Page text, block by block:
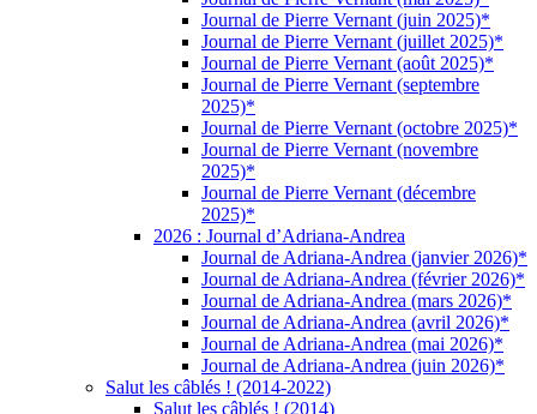
Journal de Pierre Vernant (juin 2025)*
Journal de Pierre Vernant (juillet 2025)*
Journal de Pierre Vernant (août 2025)*
Journal de Pierre Vernant (septembre
2025)*
Journal de Pierre Vernant (octobre 2025)*
Journal de Pierre Vernant (novembre
2025)*
Journal de Pierre Vernant (décembre
2025)*
2026 : Journal d’Adriana-Andrea
Journal de Adriana-Andrea (janvier 2026)*
Journal de Adriana-Andrea (février 2026)*
Journal de Adriana-Andrea (mars 2026)*
Journal de Adriana-Andrea (avril 2026)*
Journal de Adriana-Andrea (mai 2026)*
Journal de Adriana-Andrea (juin 2026)*
Salut les câblés ! (2014-2022)
Salut les câblés ! (2014)